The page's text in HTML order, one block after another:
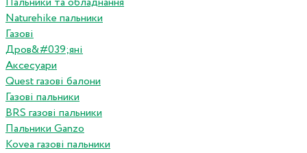
Naturehike пальники
Газові
Дров&#039;яні
Аксесуари
Quest газові балони
Газові пальники
BRS газові пальники
Пальники Ganzo
Kovea газові пальники